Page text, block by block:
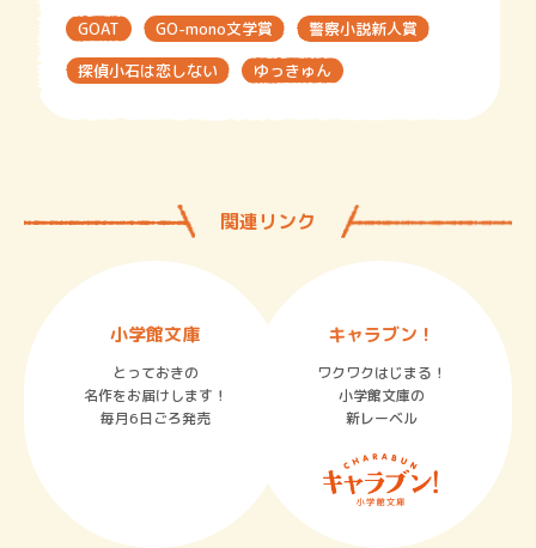
GOAT GO-mono文学賞
警察小説新人賞
探偵小石は恋しない
ゆっきゅん
関連リンク
小学館文庫
とっておきの
名作をお届けします！
毎月6日ごろ発売
キャラブン！
ワクワクはじまる！
小学館文庫の
新レーベル